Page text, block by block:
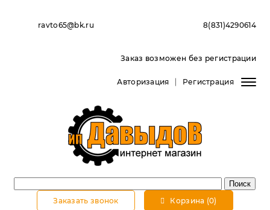
ravto65@bk.ru 8(831)4290614
Заказ возможен без регистрации
Авторизация Регистрация
Заказать звонок Корзина (0)